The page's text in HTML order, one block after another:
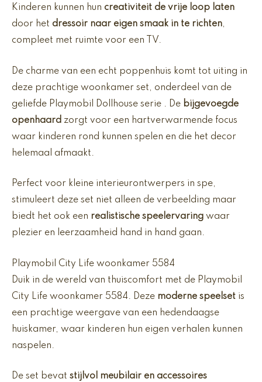
Kinderen kunnen hun creativiteit de vrije loop laten
door het dressoir naar eigen smaak in te richten,
compleet met ruimte voor een TV.
De charme van een echt poppenhuis komt tot uiting in
deze prachtige woonkamer set, onderdeel van de
geliefde Playmobil Dollhouse serie . De bijgevoegde
openhaard zorgt voor een hartverwarmende focus
waar kinderen rond kunnen spelen en die het decor
helemaal afmaakt.
Perfect voor kleine interieurontwerpers in spe,
stimuleert deze set niet alleen de verbeelding maar
biedt het ook een realistische speelervaring waar
plezier en leerzaamheid hand in hand gaan.
Playmobil City Life woonkamer 5584
Duik in de wereld van thuiscomfort met de Playmobil
City Life woonkamer 5584. Deze moderne speelset is
een prachtige weergave van een hedendaagse
huiskamer, waar kinderen hun eigen verhalen kunnen
naspelen.
De set bevat stijlvol meubilair en accessoires